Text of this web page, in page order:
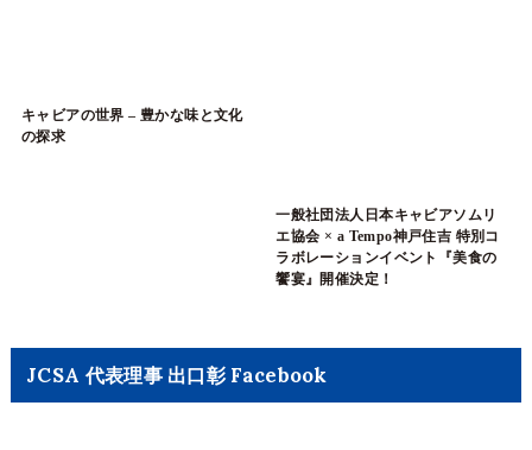
キャビアの世界 – 豊かな味と文化
の探求
一般社団法人日本キャビアソムリ
エ協会 × a Tempo神戸住吉 特別コ
ラボレーションイベント『美食の
饗宴』開催決定！
JCSA 代表理事 出口彰 Facebook